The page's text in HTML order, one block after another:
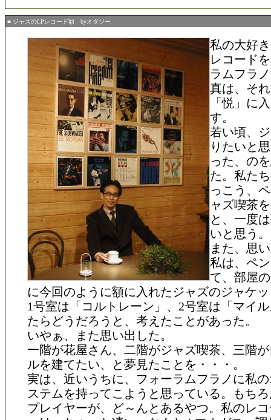
■ ジャズのLPレコード額 byオダジー
私の大好
レコード
ラムフラ
真は、そ
「悦」に
す。
若い頃、
りたいと
った、の
た。私た
っこう、
ャズ喫茶
と、一度
いと思う。
また、思
私は、ペ
て、部屋
に今回のように額に入れたジャズのジャケ
1号室は「コルトレーン」、2号室は「マイ
たらどうだろうと、考えたことがあった。
いやぁ、また思い出した。
一階が花屋さん、二階がジャズ喫茶、三階
ルを建てたい、と夢見たことを・・・。
実は、近いうちに、フォーラムフラノに私
ステムを持ってこようと思っている。もち
プレイヤーが、ど～んとあるやつ。私のレ